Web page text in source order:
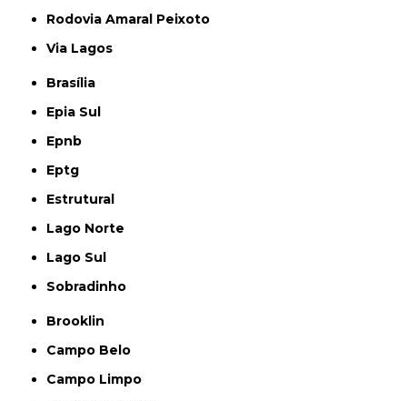
Rodovia Amaral Peixoto
Via Lagos
Brasília
Epia Sul
Epnb
Eptg
Estrutural
Lago Norte
Lago Sul
Sobradinho
Brooklin
Campo Belo
Campo Limpo